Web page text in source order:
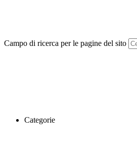
Campo di ricerca per le pagine del sito
Categorie